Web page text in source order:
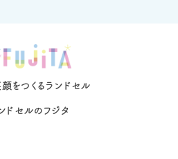
をつくるランドセル
ドセルのフジタ